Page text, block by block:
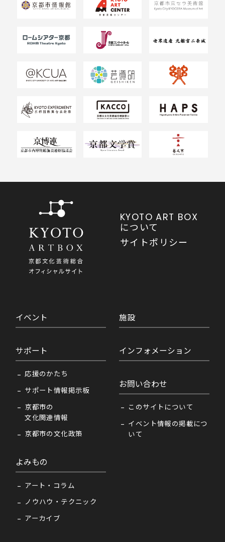
KYOTO ART BOX
について
サイトポリシー
イベント
サポート
応援のかたち
サポート情報掲示板
京都市の
文化関連情報
京都市の文化政策
よみもの
アート・コラム
ノウハウ・テクニック
アーカイブ
施設
インフォメーション
お問い合わせ
このサイトについて
イベント情報の掲載につ
いて